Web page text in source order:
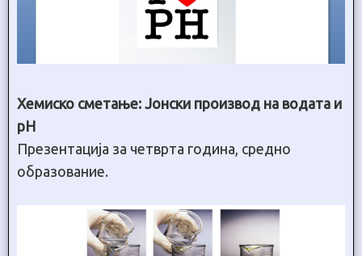
Хемиско сметање: Јонски производ на водата и
pH
Презентација за четврта година, средно
образование.